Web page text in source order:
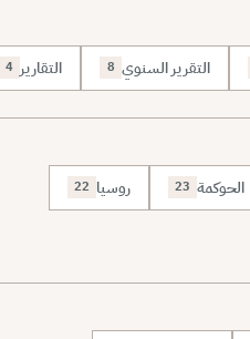
التقرير السنوي 8 التقارير 4
الحوكمة 23 روسيا 22